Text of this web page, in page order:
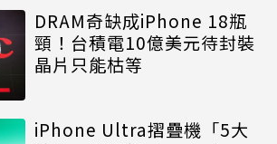
DRAM奇缺成iPhone 18瓶
頸！台積電10億美元待封裝
晶片只能枯等
iPhone Ultra摺疊機「5大